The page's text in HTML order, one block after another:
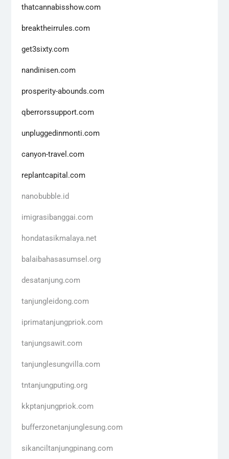
thatcannabisshow.com
breaktheirrules.com
get3sixty.com
nandinisen.com
prosperity-abounds.com
qberrorssupport.com
unpluggedinmonti.com
canyon-travel.com
replantcapital.com
nanobubble.id
imigrasibanggai.com
hondatasikmalaya.net
balaibahasasumsel.org
desatanjung.com
tanjungleidong.com
iprimatanjungpriok.com
tanjungsawit.com
tanjunglesungvilla.com
tntanjungputing.org
kkptanjungpriok.com
bufferzonetanjunglesung.com
sikanciltanjungpinang.com